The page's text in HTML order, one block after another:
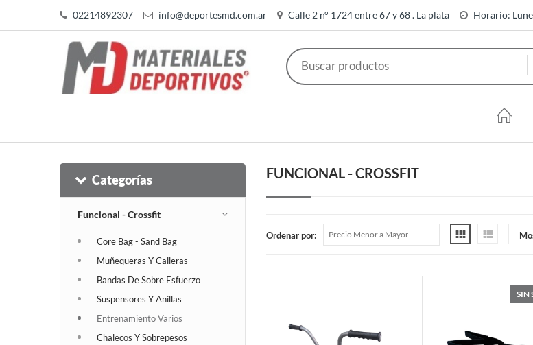
02214892307 info@deportesmd.com.ar Calle 2 n° 1724 entre 67 y 68 . La plata Horario:
Categorías
Funcional - Crossfit
Core Bag - Sand Bag
Muñequeras Y Calleras
Bandas De Sobre Esfuerzo
Suspensores Y Anillas
Entrenamiento Varios
Chalecos Y Sobrepesos
FUNCIONAL - CROSSFIT
Ordenar por:
SIN